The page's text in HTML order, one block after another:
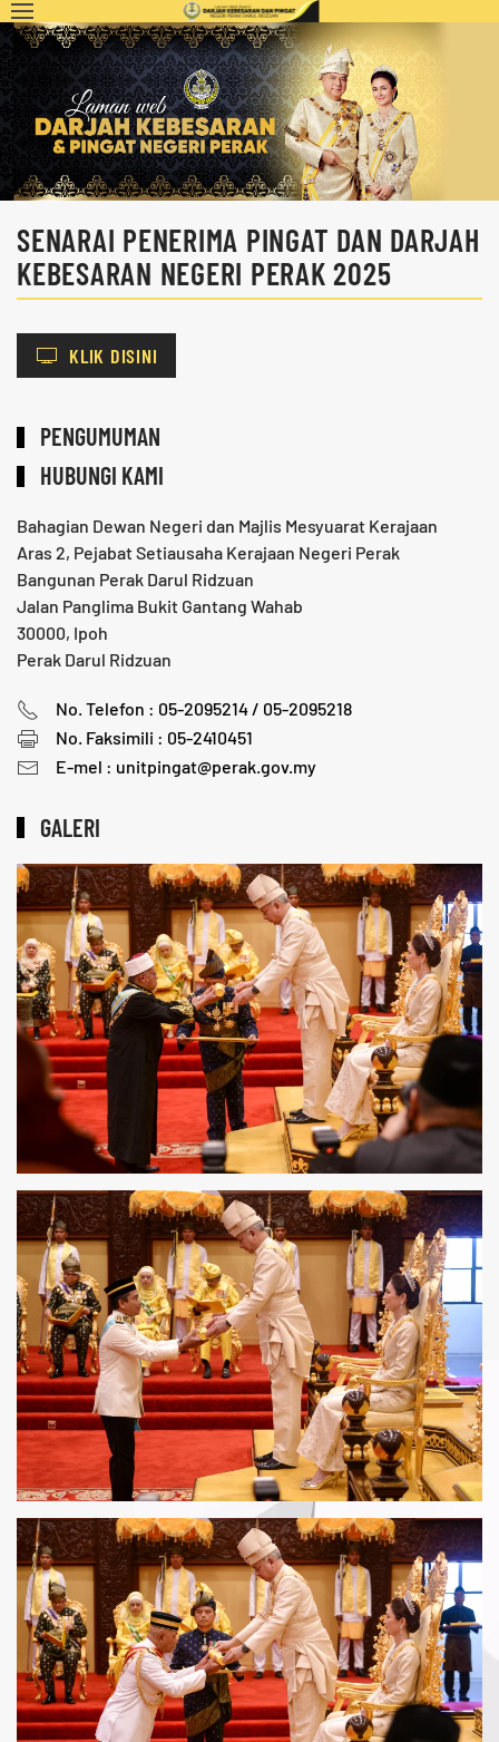
SENARAI PENERIMA PINGAT DAN DARJAH
KEBESARAN NEGERI PERAK 2025
KLIK DISINI
PENGUMUMAN
HUBUNGI KAMI
Bahagian Dewan Negeri dan Majlis Mesyuarat Kerajaan
Aras 2, Pejabat Setiausaha Kerajaan Negeri Perak
Bangunan Perak Darul Ridzuan
Jalan Panglima Bukit Gantang Wahab
30000, Ipoh
Perak Darul Ridzuan
No. Telefon : 05-2095214 / 05-2095218
No. Faksimili : 05-2410451
E-mel : unitpingat@perak.gov.my
GALERI
LIHAT
LIHAT
LIHAT